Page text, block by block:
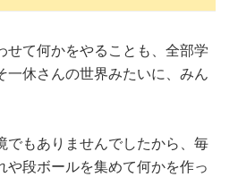
て何かをやることも、全部学
休さんの世界みたいに、みん
もありませんでしたから、毎
段ボールを集めて何かを作っ